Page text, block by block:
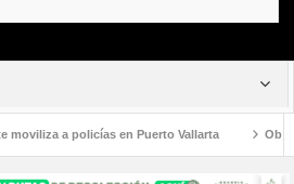
a policías en Puerto Vallarta
de establecimientos para la atención de